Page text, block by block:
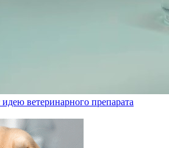
ветеринарного препарата